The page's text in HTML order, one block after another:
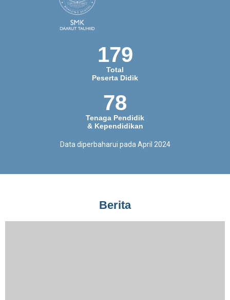
179
Total
Peserta Didik
78
Tenaga Pendidik
& Kependidikan
Data diperbaharui pada April 2024
Berita